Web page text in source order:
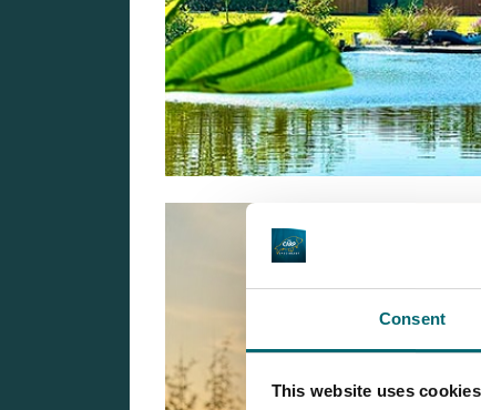
Consent
This website uses cookies